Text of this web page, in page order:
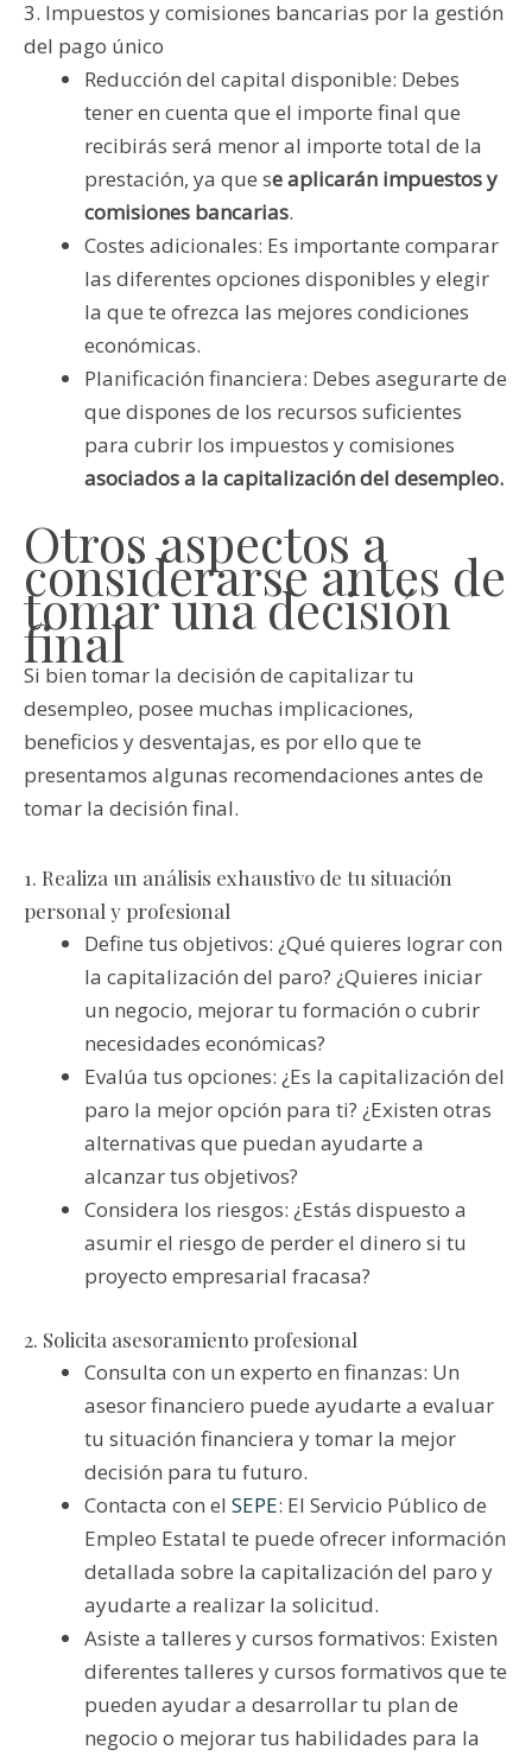
3. Impuestos y comisiones bancarias por la gestión
del pago único
Reducción del capital disponible: Debes
tener en cuenta que el importe final que
recibirás será menor al importe total de la
prestación, ya que se aplicarán impuestos y
comisiones bancarias.
Costes adicionales: Es importante comparar
las diferentes opciones disponibles y elegir
la que te ofrezca las mejores condiciones
económicas.
Planificación financiera: Debes asegurarte de
que dispones de los recursos suficientes
para cubrir los impuestos y comisiones
asociados a la capitalización del desempleo.
Otros aspectos a
considerarse antes de
tomar una decisión
final
Si bien tomar la decisión de capitalizar tu
desempleo, posee muchas implicaciones,
beneficios y desventajas, es por ello que te
presentamos algunas recomendaciones antes de
tomar la decisión final.
1. Realiza un análisis exhaustivo de tu situación
personal y profesional
Define tus objetivos: ¿Qué quieres lograr con
la capitalización del paro? ¿Quieres iniciar
un negocio, mejorar tu formación o cubrir
necesidades económicas?
Evalúa tus opciones: ¿Es la capitalización del
paro la mejor opción para ti? ¿Existen otras
alternativas que puedan ayudarte a
alcanzar tus objetivos?
Considera los riesgos: ¿Estás dispuesto a
asumir el riesgo de perder el dinero si tu
proyecto empresarial fracasa?
2. Solicita asesoramiento profesional
Consulta con un experto en finanzas: Un
asesor financiero puede ayudarte a evaluar
tu situación financiera y tomar la mejor
decisión para tu futuro.
Contacta con el SEPE: El Servicio Público de
Empleo Estatal te puede ofrecer información
detallada sobre la capitalización del paro y
ayudarte a realizar la solicitud.
Asiste a talleres y cursos formativos: Existen
diferentes talleres y cursos formativos que te
pueden ayudar a desarrollar tu plan de
negocio o mejorar tus habilidades para la